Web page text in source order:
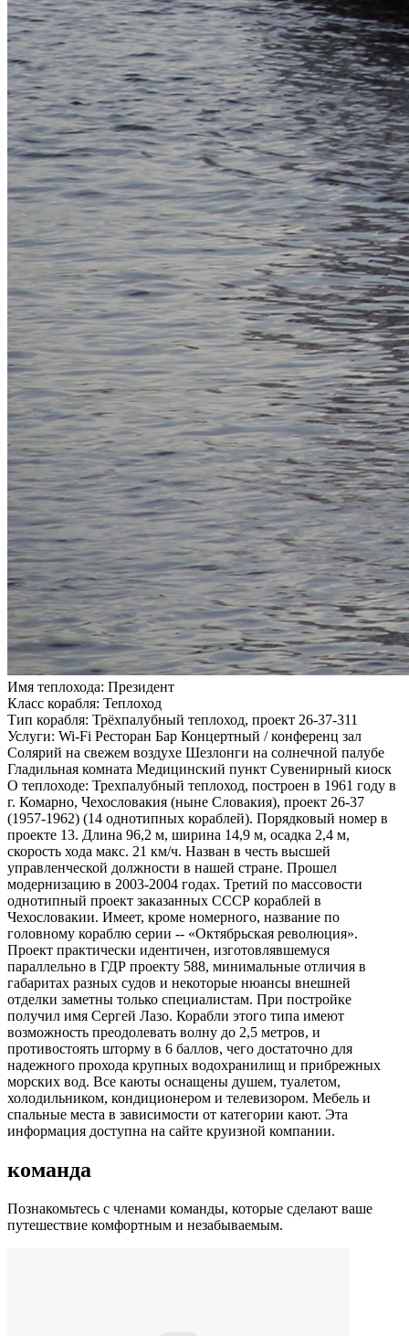
Имя теплохода: Президент
Класс корабля: Теплоход
Тип корабля: Трёхпалубный теплоход, проект 26-37-311
Услуги: Wi-Fi Ресторан Бар Концертный / конференц зал
Солярий на свежем воздухе Шезлонги на солнечной палубе
Гладильная комната Медицинский пункт Сувенирный киоск
О теплоходе: Трехпалубный теплоход, построен в 1961 году в
г. Комарно, Чехословакия (ныне Словакия), проект 26-37
(1957-1962) (14 однотипных кораблей). Порядковый номер в
проекте 13. Длина 96,2 м, ширина 14,9 м, осадка 2,4 м,
скорость хода макс. 21 км/ч. Назван в честь высшей
управленческой должности в нашей стране. Прошел
модернизацию в 2003-2004 годах. Третий по массовости
однотипный проект заказанных СССР кораблей в
Чехословакии. Имеет, кроме номерного, название по
головному кораблю серии -- «Октябрьская революция».
Проект практически идентичен, изготовлявшемуся
параллельно в ГДР проекту 588, минимальные отличия в
габаритах разных судов и некоторые нюансы внешней
отделки заметны только специалистам. При постройке
получил имя Сергей Лазо. Корабли этого типа имеют
возможность преодолевать волну до 2,5 метров, и
противостоять шторму в 6 баллов, чего достаточно для
надежного прохода крупных водохранилищ и прибрежных
морских вод. Все каюты оснащены душем, туалетом,
холодильником, кондиционером и телевизором. Мебель и
спальные места в зависимости от категории кают. Эта
информация доступна на сайте круизной компании.
команда
Познакомьтесь с членами команды, которые сделают ваше
путешествие комфортным и незабываемым.